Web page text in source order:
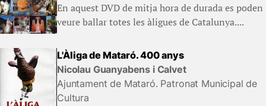
En aquest DVD de mitja hora de durada es poden
veure ballar totes les àligues de Catalunya....
L'Àliga de Mataró. 400 anys
Nicolau Guanyabens i Calvet
Ajuntament de Mataró. Patronat Municipal de
Cultura